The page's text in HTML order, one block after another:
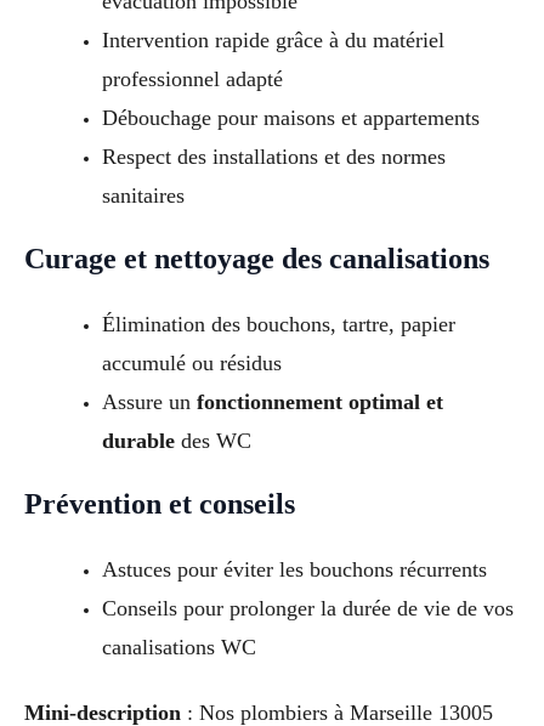
Intervention rapide grâce à du matériel
professionnel adapté
Débouchage pour maisons et appartements
Respect des installations et des normes
sanitaires
Curage et nettoyage des canalisations
Élimination des bouchons, tartre, papier
accumulé ou résidus
Assure un fonctionnement optimal et
durabledes WC
Prévention et conseils
Astuces pour éviter les bouchons récurrents
Conseils pour prolonger la durée de vie de vos
canalisations WC
Mini-description : Nos plombiers à Marseille 13005